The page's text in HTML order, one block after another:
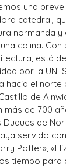
una
catedral,
normanda y
colina. Con
está
por la
hacia el
de
de 700
de
servido
Potter»,
tiempo para